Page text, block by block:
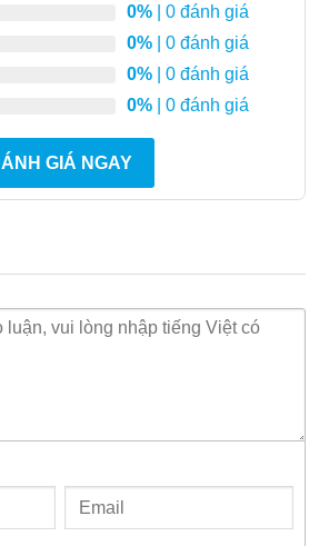
8 đơn vị 160 Gb qua
cập 10/100/1000 và các cổng
Insight với giám sát, phân tích và
gian thực dựa trên VM
minh
để quản lý đám mây công cộng
mẽ, đơn giản và an toàn
Center cho khả năng quản lý
0% | 0 đánh giá
0% | 0 đánh giá
0% | 0 đánh giá
0% | 0 đánh giá
GIÁ NGAY